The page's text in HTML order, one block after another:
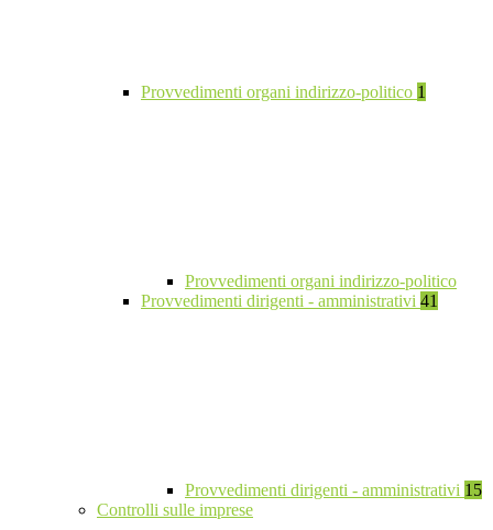
Provvedimenti organi indirizzo-politico 1
Provvedimenti organi indirizzo-politico
Provvedimenti dirigenti - amministrativi 41
Provvedimenti dirigenti - amministrativi 15
Controlli sulle imprese